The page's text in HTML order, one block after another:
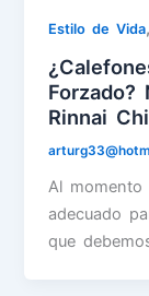
Estilo de Vida
Rinnai
Al momento
adecuado
que